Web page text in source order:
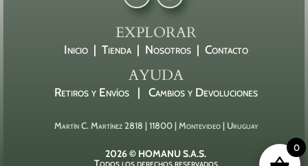
EXPLORAR
Inicio | Tienda | Nosotros | Contacto
AYUDA
Retiros y Envíos | Cambios y Devoluciones
Martín C. Martínez 2818 | 11800 | Montevideo | Uruguay
2026 © HOMANU S.A.S.
Todos los derechos reservados
0